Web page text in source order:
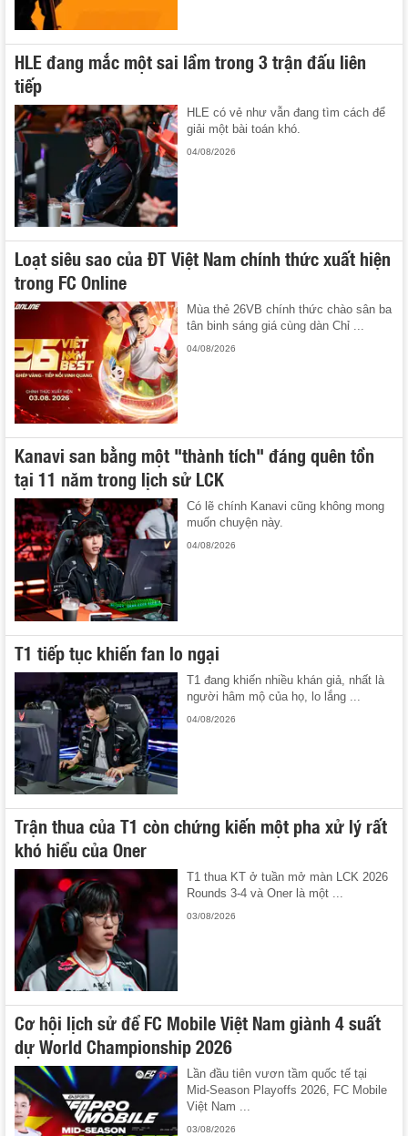
HLE đang mắc một sai lầm trong 3 trận đấu liên
tiếp
HLE có vẻ như vẫn đang tìm cách để
giải một bài toán khó.
04/08/2026
Loạt siêu sao của ĐT Việt Nam chính thức xuất hiện
trong FC Online
Mùa thẻ 26VB chính thức chào sân ba
tân binh sáng giá cùng dàn Chỉ ...
04/08/2026
Kanavi san bằng một "thành tích" đáng quên tồn
tại 11 năm trong lịch sử LCK
Có lẽ chính Kanavi cũng không mong
muốn chuyện này.
04/08/2026
T1 tiếp tục khiến fan lo ngại
T1 đang khiến nhiều khán giả, nhất là
người hâm mộ của họ, lo lắng ...
04/08/2026
Trận thua của T1 còn chứng kiến một pha xử lý rất
khó hiểu của Oner
T1 thua KT ở tuần mở màn LCK 2026
Rounds 3-4 và Oner là một ...
03/08/2026
Cơ hội lịch sử để FC Mobile Việt Nam giành 4 suất
dự World Championship 2026
Lần đầu tiên vươn tầm quốc tế tại
Mid-Season Playoffs 2026, FC Mobile
Việt Nam ...
03/08/2026